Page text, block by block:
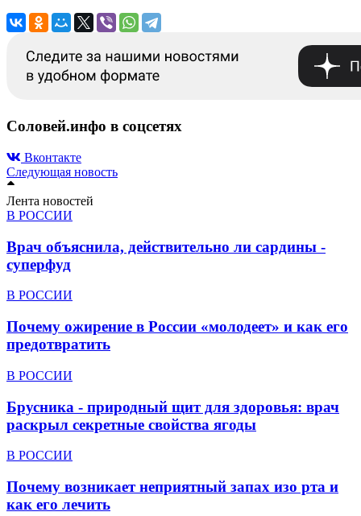
Соловей.инфо в соцсетях
Вконтакте
Следующая новость
Лента новостей
В РОССИИ
Врач объяснила, действительно ли сардины -
суперфуд
В РОССИИ
Почему ожирение в России «молодеет» и как его
предотвратить
В РОССИИ
Брусника - природный щит для здоровья: врач
раскрыл секретные свойства ягоды
В РОССИИ
Почему возникает неприятный запах изо рта и
как его лечить